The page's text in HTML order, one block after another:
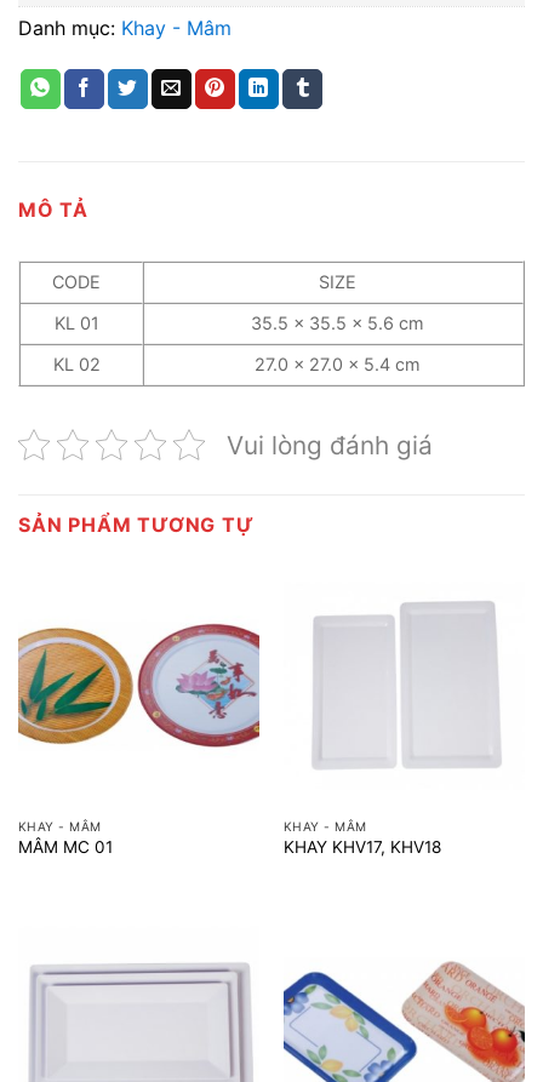
Danh mục: Khay - Mâm
MÔ TẢ
CODE
SIZE
KL 01
35.5 x 35.5 x 5.6 cm
KL 02
27.0 x 27.0 x 5.4 cm
Vui lòng đánh giá
SẢN PHẨM TƯƠNG TỰ
KHAY - MÂM
MÂM MC 01
KHAY - MÂM
KHAY KHV17, KHV18